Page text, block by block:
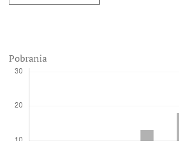
Pobrania